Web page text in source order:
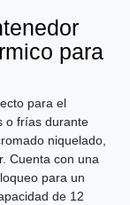
para
para el
o frías durante
niquelado,
Cuenta con una
para un
de 12